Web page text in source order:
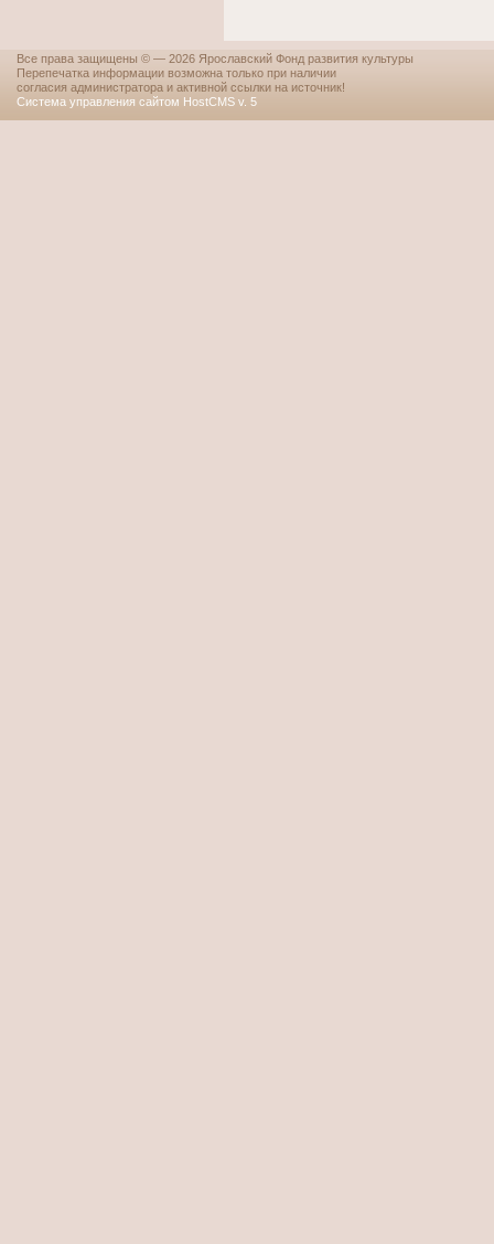
Все права защищены © — 2026 Ярославский Фонд развития культуры
Перепечатка информации возможна только при наличии
согласия администратора и активной ссылки на источник!
Система управления сайтом HostCMS v. 5